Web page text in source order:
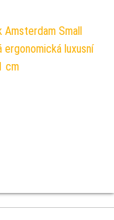
Small
ergonomická luxusní
cm